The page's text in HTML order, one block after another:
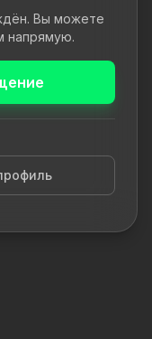
Вы можете
напрямую.